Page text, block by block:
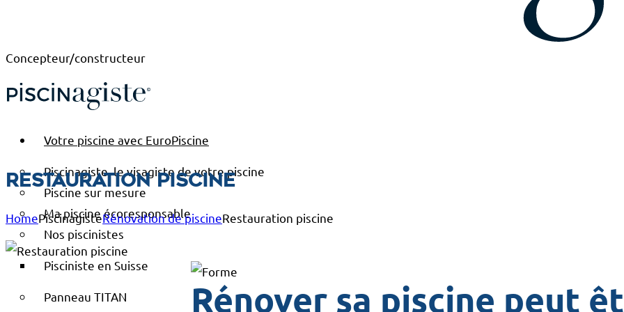
Concepteur/constructeur
Votre piscine avec EuroPiscine
Piscinagiste, le visagiste de votre piscine
Piscine sur mesure
Ma piscine écoresponsable
Nos piscinistes
Pisciniste en Suisse
Panneau TITAN
Restauration piscine
HomePiscinagisteRénovation de piscineRestauration piscine
Rénover sa piscine peut